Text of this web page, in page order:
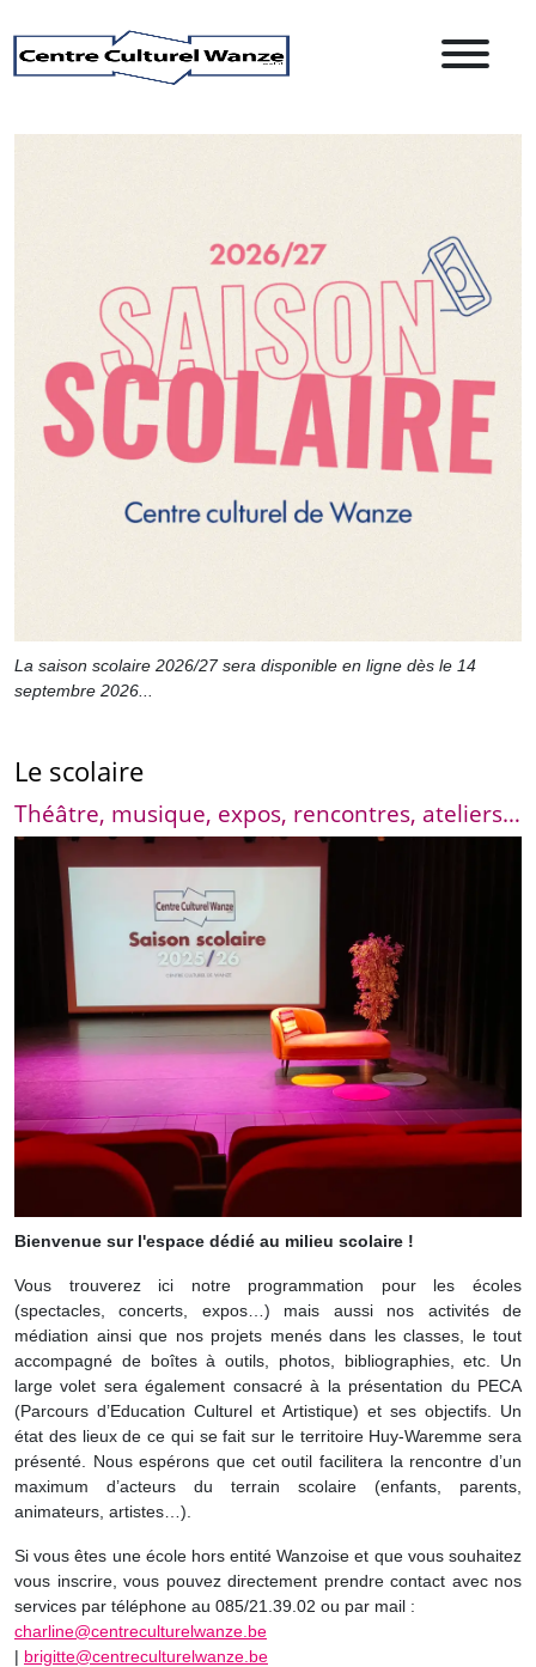
La saison scolaire 2026/27 sera disponible en ligne dès le 14
septembre 2026...
Le scolaire
Théâtre, musique, expos, rencontres, ateliers…
Bienvenue sur l'espace dédié au milieu scolaire !
Vous trouverez ici notre programmation pour les écoles
(spectacles, concerts, expos…) mais aussi nos activités de
médiation ainsi que nos projets menés dans les classes, le tout
accompagné de boîtes à outils, photos, bibliographies, etc. Un
large volet sera également consacré à la présentation du PECA
(Parcours d’Education Culturel et Artistique) et ses objectifs. Un
état des lieux de ce qui se fait sur le territoire Huy-Waremme sera
présenté. Nous espérons que cet outil facilitera la rencontre d’un
maximum d’acteurs du terrain scolaire (enfants, parents,
animateurs, artistes…).
Si vous êtes une école hors entité Wanzoise et que vous souhaitez
vous inscrire, vous pouvez directement prendre contact avec nos
services par téléphone au 085/21.39.02 ou par mail :
charline@centreculturelwanze.be
| brigitte@centreculturelwanze.be